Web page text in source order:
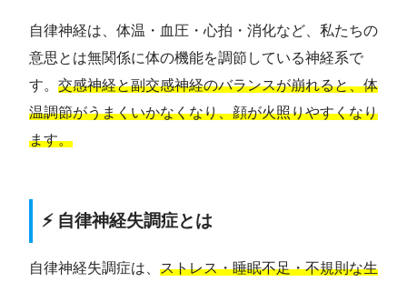
自律神経は、体温・血圧・心拍・消化など、私たちの
意思とは無関係に体の機能を調節している神経系で
す。 交感神経と副交感神経のバランスが崩れると、体
温調節がうまくいかなくなり、顔が火照りやすくなり
ます。
⚡ 自律神経失調症とは
自律神経失調症は、 ストレス・睡眠不足・不規則な生